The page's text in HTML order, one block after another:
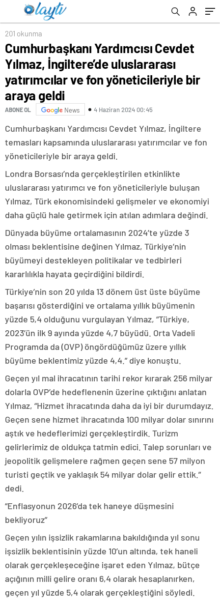
yöneticileriyle bir araya geldi
201 okunma
Cumhurbaşkanı Yardımcısı Cevdet
Yılmaz, İngiltere’de uluslararası
yatırımcılar ve fon yöneticileriyle bir
araya geldi
ABONE OL News 4 Haziran 2024 00:45
Cumhurbaşkanı Yardımcısı Cevdet Yılmaz, İngiltere
temasları kapsamında uluslararası yatırımcılar ve fon
yöneticileriyle bir araya geldi.
Londra Borsası’nda gerçekleştirilen etkinlikte
uluslararası yatırımcı ve fon yöneticileriyle buluşan
Yılmaz, Türk ekonomisindeki gelişmeler ve ekonomiyi
daha güçlü hale getirmek için atılan adımlara değindi.
Dünyada büyüme ortalamasının 2024’te yüzde 3
olması beklentisine değinen Yılmaz, Türkiye’nin
büyümeyi destekleyen politikalar ve tedbirleri
kararlılıkla hayata geçirdiğini bildirdi.
Türkiye’nin son 20 yılda 13 dönem üst üste büyüme
başarısı gösterdiğini ve ortalama yıllık büyümenin
yüzde 5,4 olduğunu vurgulayan Yılmaz, “Türkiye,
2023’ün ilk 9 ayında yüzde 4,7 büyüdü. Orta Vadeli
Programda da (OVP) öngördüğümüz üzere yıllık
büyüme beklentimiz yüzde 4,4.” diye konuştu.
Geçen yıl mal ihracatının tarihi rekor kırarak 256 milyar
dolarla OVP’de hedeflenenin üzerine çıktığını anlatan
Yılmaz, “Hizmet ihracatında daha da iyi bir durumdayız.
Geçen sene hizmet ihracatında 100 milyar dolar sınırını
aştık ve hedeflerimizi gerçekleştirdik. Turizm
gelirlerimiz de oldukça tatmin edici. Talep sorunları ve
jeopolitik gelişmelere rağmen geçen sene 57 milyon
turisti geçtik ve yaklaşık 54 milyar dolar gelir ettik.”
dedi.
“Enflasyonun 2026’da tek haneye düşmesini
bekliyoruz”
Geçen yılın işsizlik rakamlarına bakıldığında yıl sonu
işsizlik beklentisinin yüzde 10’un altında, tek haneli
olarak gerçekleşeceğine işaret eden Yılmaz, bütçe
açığının milli gelire oranı 6,4 olarak hesaplanırken,
geçen yıl yüzde 5,4 olarak gerçekleştiğini söyledi.